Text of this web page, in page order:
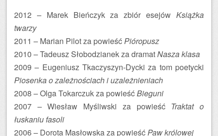
2012 – Marek Bieńczyk za zbiór esejów Książka
twarzy
2011 – Marian Pilot za powieśćPióropusz
2010 – Tadeusz Słobodzianek za dramatNasza klasa
2009 – Eugeniusz Tkaczyszyn-Dycki za tom poetycki
Piosenka o zależnościach i uzależnieniach
2008 – Olga Tokarczuk za powieśćBieguni
2007 – Wiesław Myśliwski za powieść Traktat o
łuskaniu fasoli
2006 – Dorota Masłowska za powieśćPaw królowej